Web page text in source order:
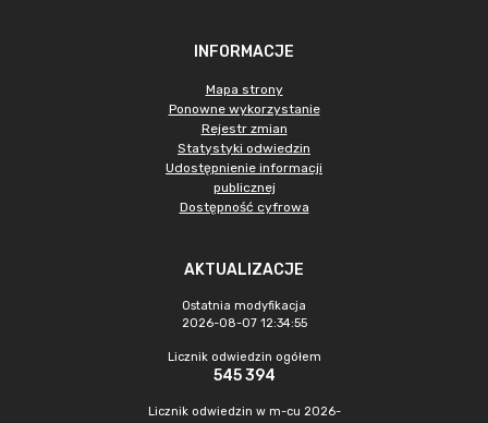
INFORMACJE
Mapa strony
Ponowne wykorzystanie
Rejestr zmian
Statystyki odwiedzin
Udostępnienie informacji
publicznej
Dostępność cyfrowa
AKTUALIZACJE
Ostatnia modyfikacja
2026-08-07 12:34:55
Licznik odwiedzin ogółem
545 394
Licznik odwiedzin w m-cu 2026-